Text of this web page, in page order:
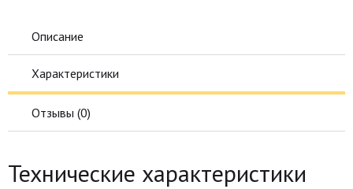
Описание
Характеристики
Отзывы (0)
Технические характеристики